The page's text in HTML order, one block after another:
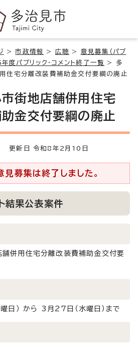
>市政情報 > 広聴 > 意見募集（パブ
度パブリック・コメント終了一覧 > 多
住宅分離改装費補助金交付要綱の廃止
街地店舗併用住宅
金交付要綱の廃止
更新日 令和8年2月10日
見募集は終了しました。
結果公表案件
併用住宅分離改装費補助金交付要
日） から 3月27日（水曜日）まで